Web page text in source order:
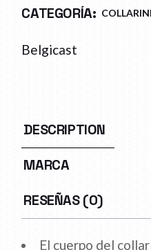
CATEGORÍA:
Belgicast
DESCRIPTION
MARCA
RESEÑAS (0)
El cuerpo del